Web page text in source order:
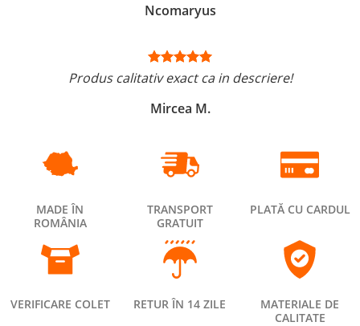
Ncomaryus
Produs calitativ exact ca in descriere!
Mircea M.
MADE ÎN
ROMÂNIA
TRANSPORT
GRATUIT
PLATĂ CU CARDUL
VERIFICARE COLET RETUR ÎN 14 ZILE
MATERIALE DE
CALITATE